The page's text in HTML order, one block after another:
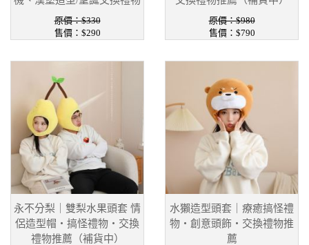
原價：$330
售價：$290
原價：$980
售價：$790
永不分梨｜雙梨水果頭套 情
侶造型帽・搞怪禮物・交換
禮物推薦（補貨中）
水獺造型頭套｜療癒搞怪禮
物・創意頭飾・交換禮物推
薦